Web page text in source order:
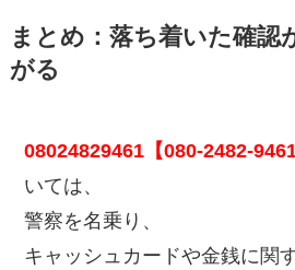
まとめ：落ち着いた確認
がる
08024829461【080-2482-9461
いては、
警察を名乗り、
キャッシュカードや金銭に関